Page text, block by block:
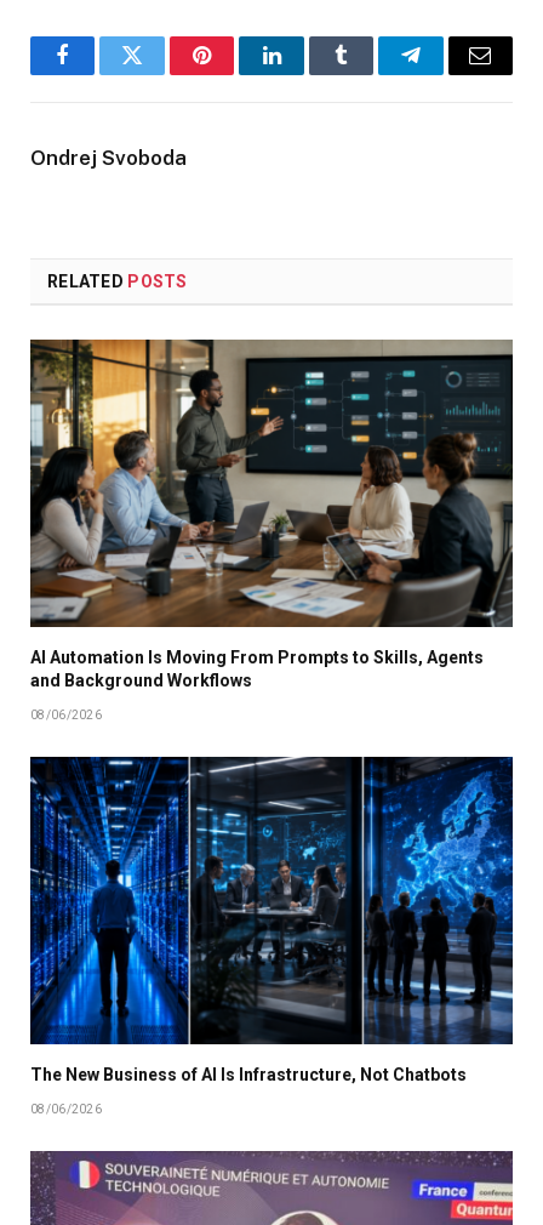
FacebookTwitter PinterestLinkedInTumblr TelegramEmail
Ondrej Svoboda
RELATED POSTS
AI Automation Is Moving From Prompts to Skills, Agents
and Background Workflows
08/06/2026
The New Business of AI Is Infrastructure, Not Chatbots
08/06/2026